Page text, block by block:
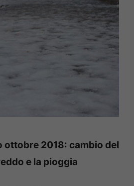
ottobre 2018: cambio del
e la pioggia